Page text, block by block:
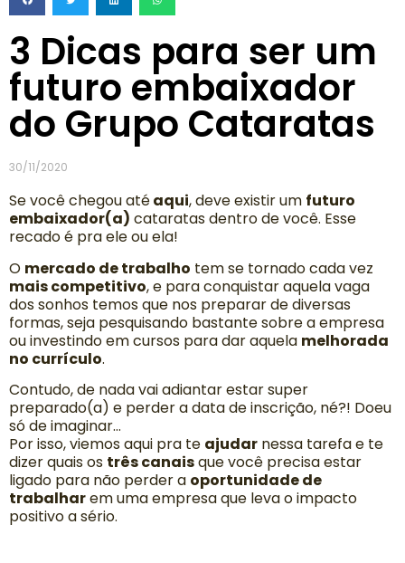
3 Dicas para ser um
futuro embaixador
do Grupo Cataratas
30/11/2020
Se você chegou atéaqui, deve existir um futuro
embaixador(a) cataratas dentro de você. Esse
recado é pra ele ou ela!
O mercado de trabalho tem se tornado cada vez
mais competitivo, e para conquistar aquela vaga
dos sonhos temos que nos preparar de diversas
formas, seja pesquisando bastante sobre a empresa
ou investindo em cursos para dar aquela melhorada
no currículo.
Contudo, de nada vai adiantar estar super
preparado(a) e perder a data de inscrição, né?! Doeu
só de imaginar…
Por isso, viemos aqui pra te ajudar nessa tarefa e te
dizer quais os três canaisque você precisa estar
ligado para não perder a oportunidade de
trabalharem uma empresa que leva o impacto
positivo a sério.